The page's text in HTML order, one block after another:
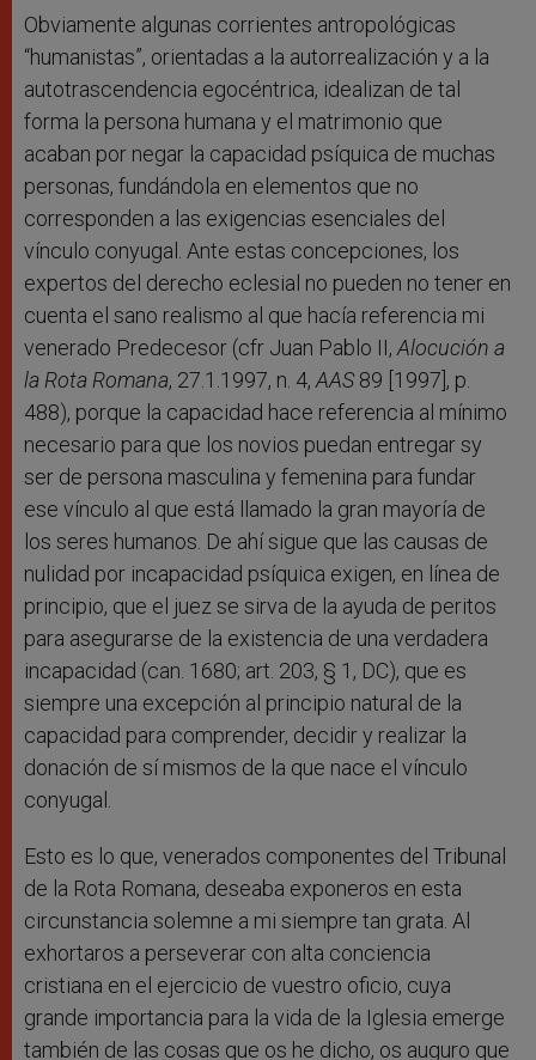
Obviamente algunas corrientes antropológicas
“humanistas”, orientadas a la autorrealización y a la
autotrascendencia egocéntrica, idealizan de tal
forma la persona humana y el matrimonio que
acaban por negar la capacidad psíquica de muchas
personas, fundándola en elementos que no
corresponden a las exigencias esenciales del
vínculo conyugal. Ante estas concepciones, los
expertos del derecho eclesial no pueden no tener en
cuenta el sano realismo al que hacía referencia mi
venerado Predecesor (cfr Juan Pablo II,Alocución a
la Rota Romana, 27.1.1997, n. 4,AAS 89 [1997], p.
488), porque la capacidad hace referencia al mínimo
necesario para que los novios puedan entregar sy
ser de persona masculina y femenina para fundar
ese vínculo al que está llamado la gran mayoría de
los seres humanos. De ahí sigue que las causas de
nulidad por incapacidad psíquica exigen, en línea de
principio, que el juez se sirva de la ayuda de peritos
para asegurarse de la existencia de una verdadera
incapacidad (can. 1680; art. 203, § 1, DC), que es
siempre una excepción al principio natural de la
capacidad para comprender, decidir y realizar la
donación de sí mismos de la que nace el vínculo
conyugal.
Esto es lo que, venerados componentes del Tribunal
de la Rota Romana, deseaba exponeros en esta
circunstancia solemne a mi siempre tan grata. Al
exhortaros a perseverar con alta conciencia
cristiana en el ejercicio de vuestro oficio, cuya
grande importancia para la vida de la Iglesia emerge
también de las cosas que os he dicho, os auguro que